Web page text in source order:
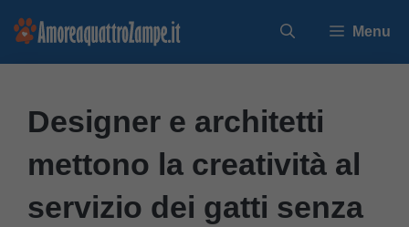
Vai
Menu
Designer e architetti
mettono la creatività al
servizio dei gatti senza